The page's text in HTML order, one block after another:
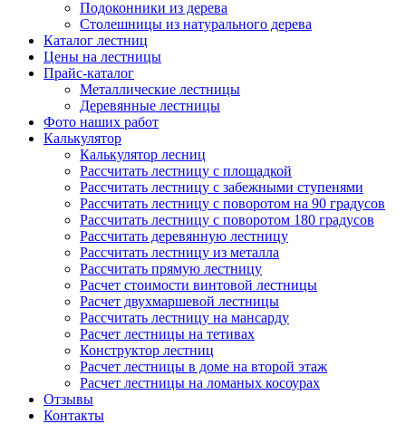
Подоконники из дерева
Столешницы из натурального дерева
Каталог лестниц
Цены на лестницы
Прайс-каталог
Металлические лестницы
Деревянные лестницы
Фото наших работ
Калькулятор
Калькулятор лесниц
Рассчитать лестницу с площадкой
Рассчитать лестницу с забежными ступенями
Рассчитать лестницу с поворотом на 90 градусов
Рассчитать лестницу с поворотом 180 градусов
Рассчитать деревянную лестницу
Рассчитать лестницу из металла
Рассчитать прямую лестницу
Расчет стоимости винтовой лестницы
Расчет двухмаршевой лестницы
Рассчитать лестницу на мансарду
Расчет лестницы на тетивах
Конструктор лестниц
Расчет лестницы в доме на второй этаж
Расчет лестницы на ломаных косоурах
Отзывы
Контакты